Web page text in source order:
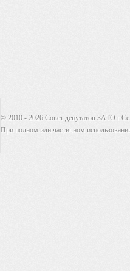
© 2010 - 2026 Совет депутатов ЗАТО
При полном или частичном